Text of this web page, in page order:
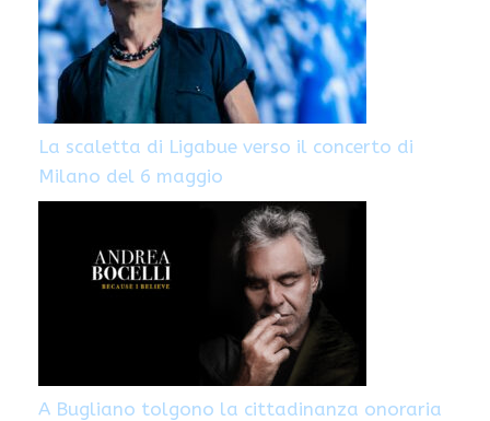
La scaletta di Ligabue verso il concerto di
Milano del 6 maggio
A Bugliano tolgono la cittadinanza onoraria